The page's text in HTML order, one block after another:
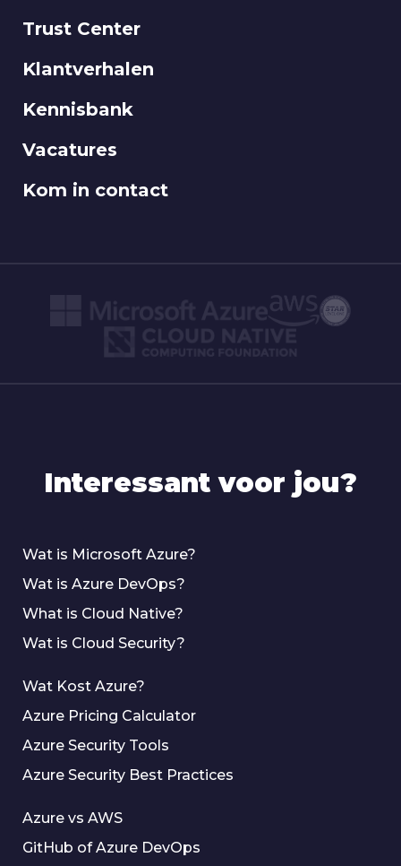
Trust Center
Klantverhalen
Kennisbank
Vacatures
Kom in contact
Interessant voor jou?
Wat is Microsoft Azure?
Wat is Azure DevOps?
What is Cloud Native?
Wat is Cloud Security?
Wat Kost Azure?
Azure Pricing Calculator
Azure Security Tools
Azure Security Best Practices
Azure vs AWS
GitHub of Azure DevOps